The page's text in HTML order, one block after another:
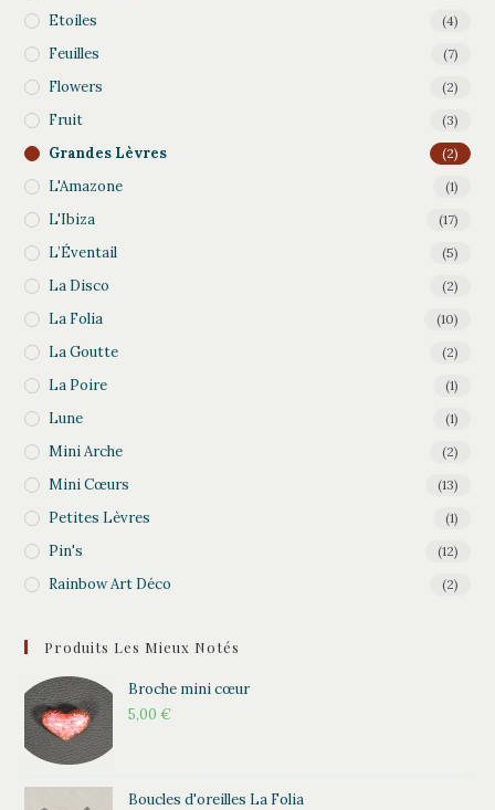
Etoiles (4)
Feuilles (7)
Flowers (2)
Fruit (3)
Grandes Lèvres (2)
L'Amazone (1)
L'Ibiza (17)
L’Éventail (5)
La Disco (2)
La Folia (10)
La Goutte (2)
La Poire (1)
Lune (1)
Mini Arche (2)
Mini Cœurs (13)
Petites Lèvres (1)
Pin's (12)
Rainbow Art Déco (2)
Produits Les Mieux Notés
Broche mini cœur
5,00€
Boucles d'oreilles La Folia